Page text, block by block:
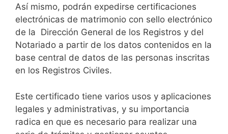
Así mismo, podrán expedirse certificaciones
electrónicas de matrimonio con sello electrónico
de la Dirección General de los Registros y del
Notariado a partir de los datos contenidos en la
base central de datos de las personas inscritas
en los Registros Civiles.
Este certificado tiene varios usos y aplicaciones
legales y administrativas, y su importancia
radica en que es necesario para realizar una